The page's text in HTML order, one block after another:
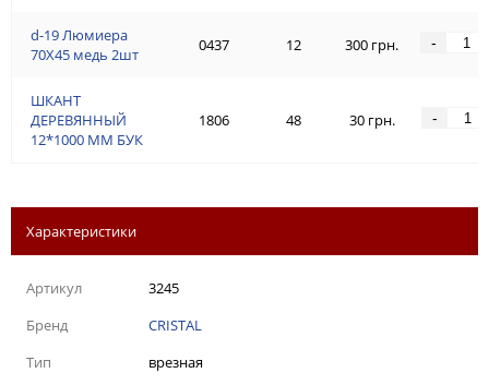
d-19 Люмиeра
70Х45 медь 2шт
ШКАНТ
ДЕРЕВЯННЫЙ
12*1000 ММ БУК
0437 12 300 грн. -
1806 48 30 грн. -
Характеристики
Артикул
3245
Бренд
CRISTAL
Тип
врезная